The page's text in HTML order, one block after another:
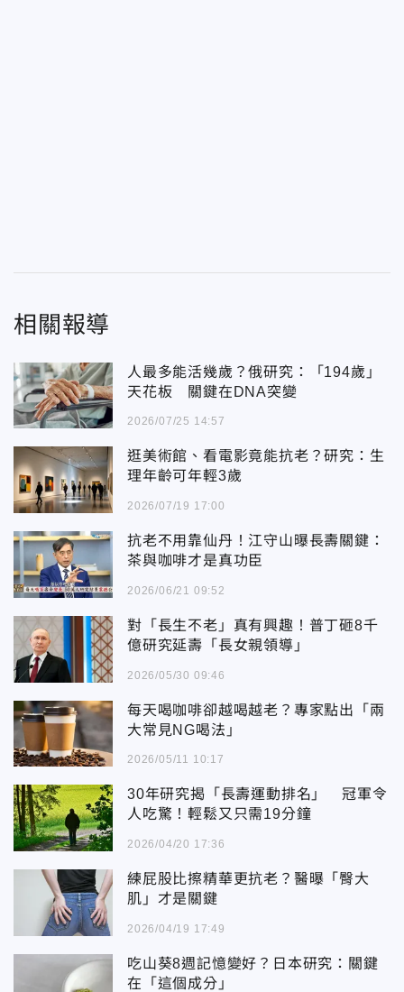
相關報導
人最多能活幾歲？俄研究：「194歲」
天花板 關鍵在DNA突變
2026/07/25 14:57
逛美術館、看電影竟能抗老？研究：生
理年齡可年輕3歲
2026/07/19 17:00
抗老不用靠仙丹！江守山曝長壽關鍵：
茶與咖啡才是真功臣
2026/06/21 09:52
對「長生不老」真有興趣！普丁砸8千
億研究延壽「長女親領導」
2026/05/30 09:46
每天喝咖啡卻越喝越老？專家點出「兩
大常見NG喝法」
2026/05/11 10:17
30年研究揭「長壽運動排名」 冠軍令
人吃驚！輕鬆又只需19分鐘
2026/04/20 17:36
練屁股比擦精華更抗老？醫曝「臀大
肌」才是關鍵
2026/04/19 17:49
吃山葵8週記憶變好？日本研究：關鍵
在「這個成分」